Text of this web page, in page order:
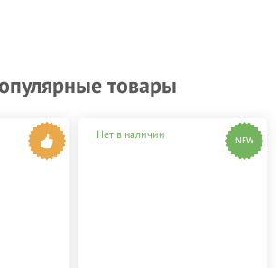
товары
Нет в наличии NEW